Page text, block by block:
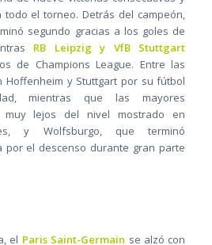
el torneo. Detrás del campeón,
segundo gracias a los goles de
RB Leipzigy VfB Stuttgart
de Champions League. Entre las
Hoffenheim y Stuttgart por su fútbol
mientras que las mayores
muy lejos del nivel mostrado en
y Wolfsburgo, que terminó
por el descenso durante gran parte
el Paris Saint-Germain se alzó con